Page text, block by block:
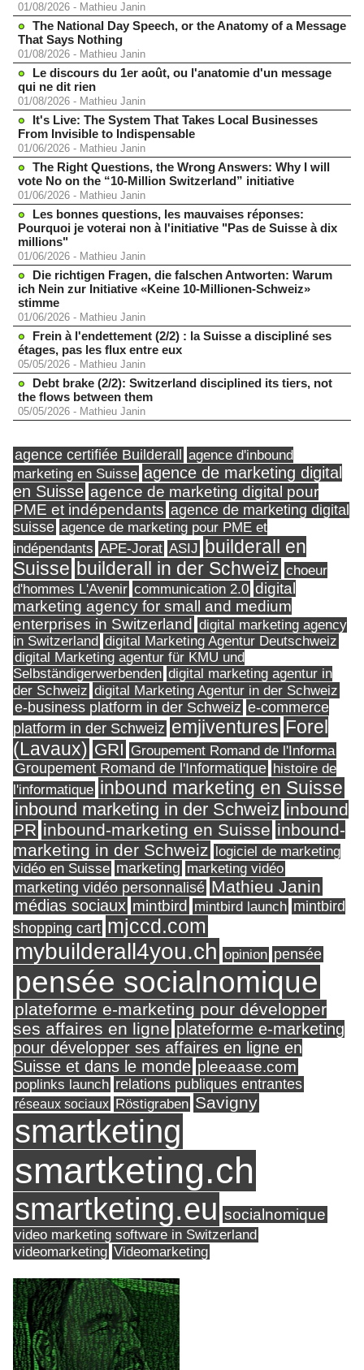
01/08/2026 - Mathieu Janin
The National Day Speech, or the Anatomy of a Message
That Says Nothing
01/08/2026 - Mathieu Janin
Le discours du 1er août, ou l'anatomie d'un message
qui ne dit rien
01/08/2026 - Mathieu Janin
It's Live: The System That Takes Local Businesses
From Invisible to Indispensable
01/06/2026 - Mathieu Janin
The Right Questions, the Wrong Answers: Why I will
vote No on the “10-Million Switzerland” initiative
01/06/2026 - Mathieu Janin
Les bonnes questions, les mauvaises réponses:
Pourquoi je voterai non à l'initiative "Pas de Suisse à dix
millions"
01/06/2026 - Mathieu Janin
Die richtigen Fragen, die falschen Antworten: Warum
ich Nein zur Initiative «Keine 10-Millionen-Schweiz»
stimme
01/06/2026 - Mathieu Janin
Frein à l'endettement (2/2) : la Suisse a discipliné ses
étages, pas les flux entre eux
05/05/2026 - Mathieu Janin
Debt brake (2/2): Switzerland disciplined its tiers, not
the flows between them
05/05/2026 - Mathieu Janin
agence certifiée Builderall
agence d'inbound
marketing en Suisse agence de marketing digital
en Suisse agence de marketing digital pour
PME et indépendants agence de marketing digital
suisse agence de marketing pour PME et
indépendants APE-Jorat ASIJ builderall en
Suisse builderall in der Schweiz choeur
d'hommes L'Avenir communication 2.0 digital
marketing agency for small and medium
enterprises in Switzerland digital marketing agency
in Switzerland digital Marketing Agentur Deutschweiz
digital Marketing agentur für KMU und
Selbständigerwerbenden digital marketing agentur in
der Schweiz digital Marketing Agentur in der Schweiz
e-business platform in der Schweiz e-commerce
platform in der Schweiz emjiventures Forel
(Lavaux) GRI Groupement Romand de l'Informa
Groupement Romand de l'Informatique histoire de
l'informatique inbound marketing en Suisse
inbound marketing in der Schweiz inbound
PR inbound-marketing en Suisse inbound-
marketing in der Schweiz logiciel de marketing
vidéo en Suisse marketing marketing vidéo
marketing vidéo personnalisé Mathieu Janin
médias sociaux mintbird mintbird launch mintbird
shopping cart mjccd.com
mybuilderall4you.ch opinion pensée
pensée socialnomique
plateforme e-marketing pour développer
ses affaires en ligne plateforme e-marketing
pour développer ses affaires en ligne en
Suisse et dans le monde pleeaase.com
poplinks launch relations publiques entrantes
réseaux sociaux Röstigraben Savigny
smartketing
smartketing.ch
smartketing.eu socialnomique
video marketing software in Switzerland
videomarketing Videomarketing